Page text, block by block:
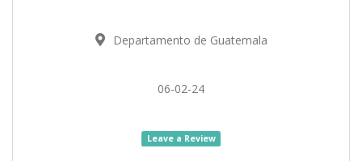
Departamento de Guatemala
06-02-24
Leave a Review